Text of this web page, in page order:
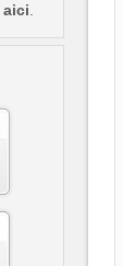
aici